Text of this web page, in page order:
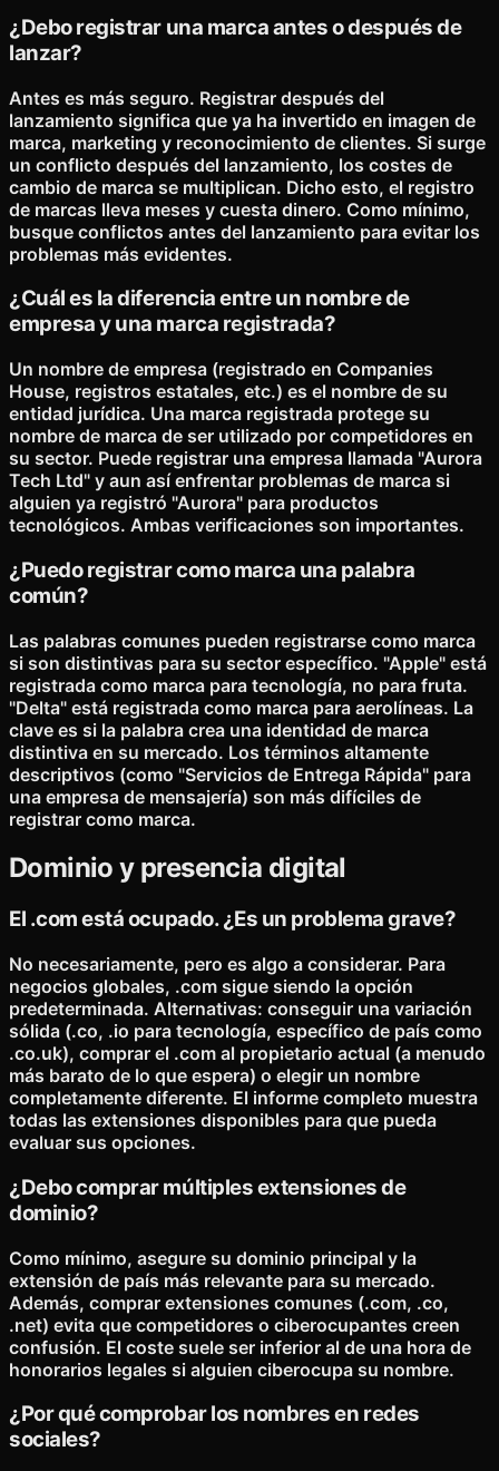
¿Debo registrar una marca antes o después de
lanzar?
Antes es más seguro. Registrar después del
lanzamiento significa que ya ha invertido en imagen de
marca, marketing y reconocimiento de clientes. Si surge
un conflicto después del lanzamiento, los costes de
cambio de marca se multiplican. Dicho esto, el registro
de marcas lleva meses y cuesta dinero. Como mínimo,
busque conflictos antes del lanzamiento para evitar los
problemas más evidentes.
¿Cuál es la diferencia entre un nombre de
empresa y una marca registrada?
Un nombre de empresa (registrado en Companies
House, registros estatales, etc.) es el nombre de su
entidad jurídica. Una marca registrada protege su
nombre de marca de ser utilizado por competidores en
su sector. Puede registrar una empresa llamada "Aurora
Tech Ltd" y aun así enfrentar problemas de marca si
alguien ya registró "Aurora" para productos
tecnológicos. Ambas verificaciones son importantes.
¿Puedo registrar como marca una palabra
común?
Las palabras comunes pueden registrarse como marca
si son distintivas para su sector específico. "Apple" está
registrada como marca para tecnología, no para fruta.
"Delta" está registrada como marca para aerolíneas. La
clave es si la palabra crea una identidad de marca
distintiva en su mercado. Los términos altamente
descriptivos (como "Servicios de Entrega Rápida" para
una empresa de mensajería) son más difíciles de
registrar como marca.
Dominio y presencia digital
El .com está ocupado. ¿Es un problema grave?
No necesariamente, pero es algo a considerar. Para
negocios globales, .com sigue siendo la opción
predeterminada. Alternativas: conseguir una variación
sólida (.co, .io para tecnología, específico de país como
.co.uk), comprar el .com al propietario actual (a menudo
más barato de lo que espera) o elegir un nombre
completamente diferente. El informe completo muestra
todas las extensiones disponibles para que pueda
evaluar sus opciones.
¿Debo comprar múltiples extensiones de
dominio?
Como mínimo, asegure su dominio principal y la
extensión de país más relevante para su mercado.
Además, comprar extensiones comunes (.com, .co,
.net) evita que competidores o ciberocupantes creen
confusión. El coste suele ser inferior al de una hora de
honorarios legales si alguien ciberocupa su nombre.
¿Por qué comprobar los nombres en redes
sociales?